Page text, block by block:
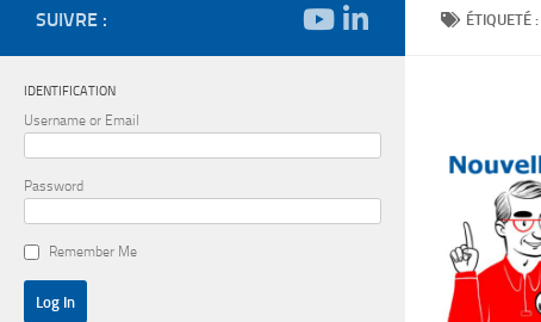
ÉTIQUETÉ :
SUIVRE :
IDENTIFICATION
Username or Email
Password
Remember Me